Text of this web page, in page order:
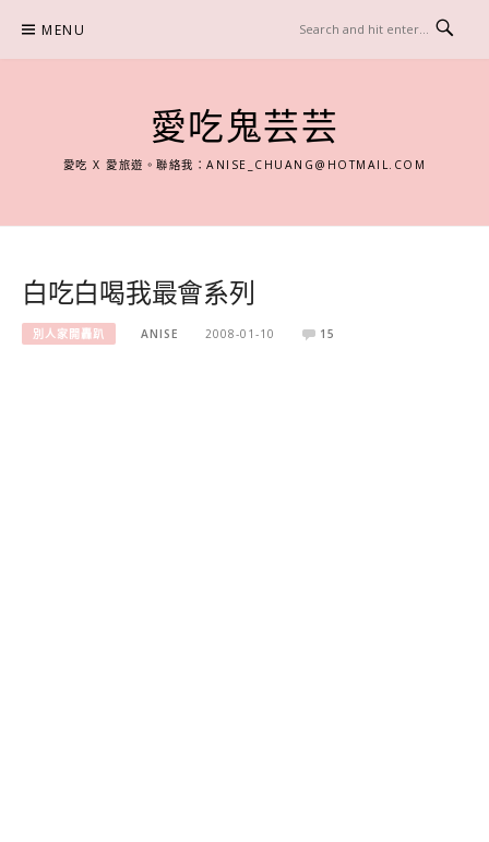
content
MENU
愛吃鬼芸芸
愛吃 X 愛旅遊。聯絡我：ANISE_CHUANG@HOTMAIL.COM
白吃白喝我最會系列
別人家開轟趴 ANISE 2008-01-10 15